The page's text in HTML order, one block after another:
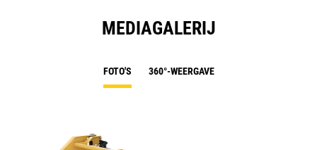
MEDIAGALERIJ
FOTO'S 360°-WEERGAVE